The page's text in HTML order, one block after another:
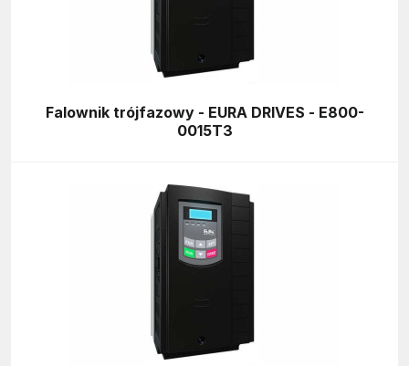
Falownik trójfazowy - EURA DRIVES - E800-
0015T3